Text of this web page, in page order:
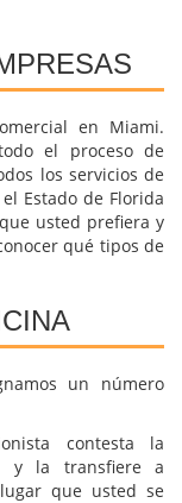
en Miami.
el proceso de
los servicios de
Estado de Florida
usted prefiera y
qué tipos de
un número
contesta la
y la transfiere a
que usted se